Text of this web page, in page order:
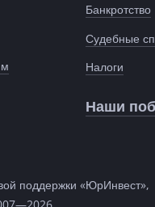
Банкротство
Судебные
Налоги
Наши
поддержки «ЮрИнвест»,